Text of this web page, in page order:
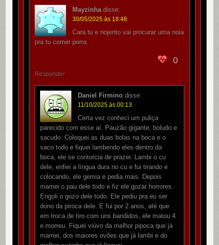
Mayzinha disse:
30/05/2025 às 18:48
Cara tu e nojento vai procurar uma noia
pra tu comer porra
0
Responder
Daniel Firmino disse:
11/10/2025 às 00:13
Certa vez conheci um puliça
parecido com esse aí. Pauzão gigante, boludo e
sacudo. Coloquei as duas bolas na boca e o
saco todo e fiquei lambendo eles dentro da
boca, ele se contorcia de prazer. Lambi o cu
dele, enfiei a língua dura no cu e fui tirando e
colocando, ele gemia e pedia mais. Depois
mamei o pau dele todo e fiz ele gozar horrores.
Engoli o gozo dele todo. Ele pediu pra eu ser
dono da piroca dele. E fui por 2 anos, até que
em troca de tiro com uns bandidos, ele matou 4
e morreu. Fiquei viúvo da melhor pipoca que já
mamei, dos maiores ovões que já lambi e do